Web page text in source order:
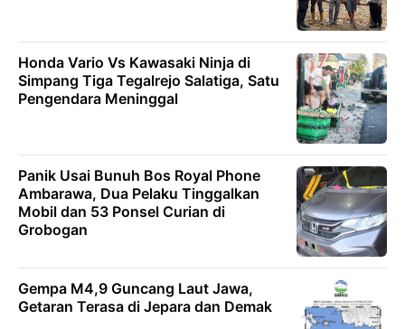
Honda Vario Vs Kawasaki Ninja di
Simpang Tiga Tegalrejo Salatiga, Satu
Pengendara Meninggal
Panik Usai Bunuh Bos Royal Phone
Ambarawa, Dua Pelaku Tinggalkan
Mobil dan 53 Ponsel Curian di
Grobogan
Gempa M4,9 Guncang Laut Jawa,
Getaran Terasa di Jepara dan Demak